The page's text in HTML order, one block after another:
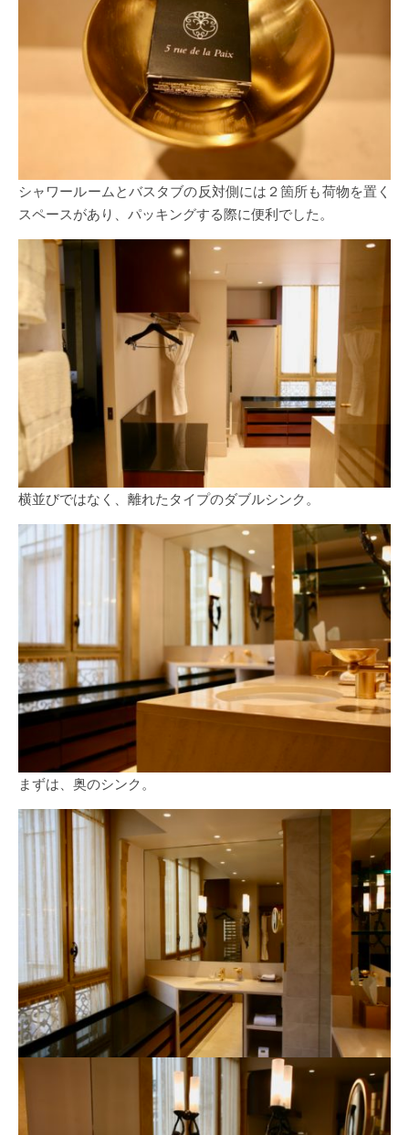
シャワールームとバスタブの反対側には２箇所も荷物を置く
スペースがあり、パッキングする際に便利でした。
横並びではなく、離れたタイプのダブルシンク。
まずは、奥のシンク。